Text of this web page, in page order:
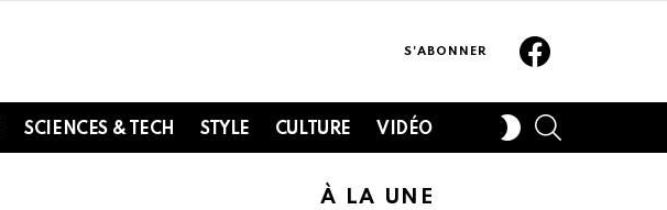
S'ABONNER
SCIENCES & TECH STYLE CULTURE VIDÉO
SWITCH
SKIN
À LA UNE